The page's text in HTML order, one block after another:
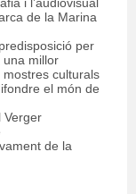
de la Marina
per
una millor
culturals
el món de
Verger
de la